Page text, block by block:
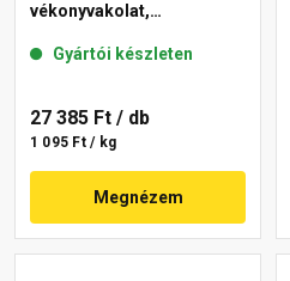
vékonyvakolat,
45-F 25 kg
Gyártói készleten
27 385 Ft / db
1 095 Ft / kg
Megnézem